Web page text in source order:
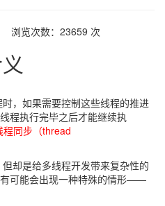
浏览次数：23659 次
如果需要控制这些线程的推进
程执行完毕之后才能继续执
程同步（thread
是给多线程开发带来复杂性的
可能会出现一种特殊的情形——